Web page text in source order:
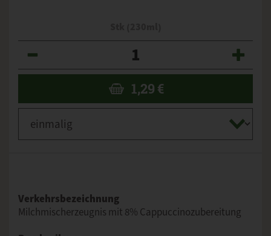
1,29 €
Verkehrsbezeichnung
Milchmischerzeugnis mit 8% Cappuccinozubereitung